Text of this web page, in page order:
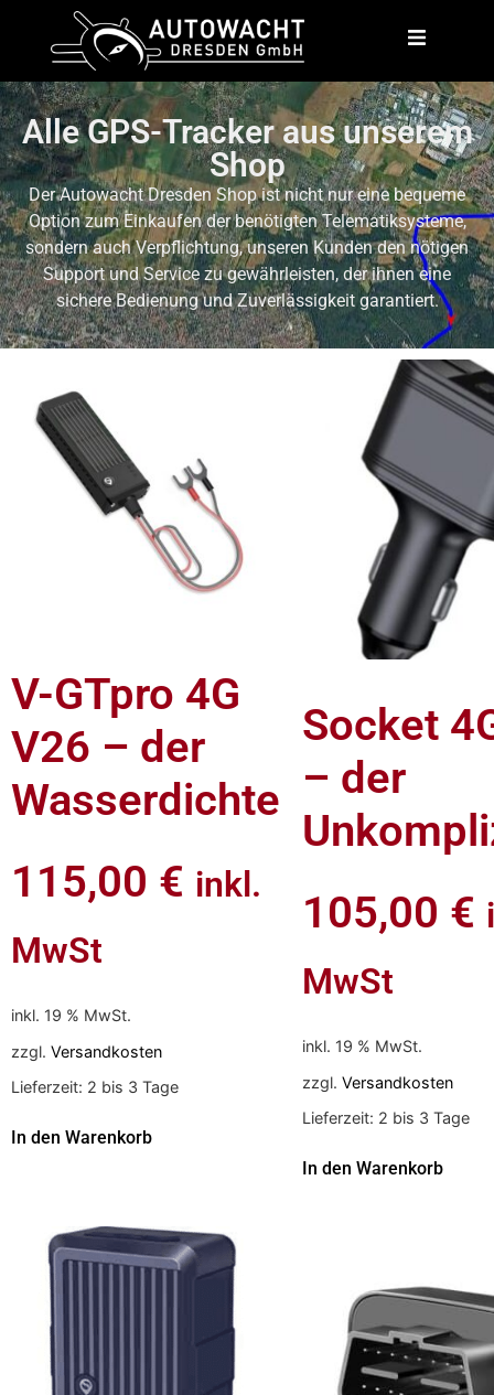
Alle GPS-Tracker aus unserem
Shop
Der Autowacht Dresden Shop ist nicht nur eine bequeme
Option zum Einkaufen der benötigten Telematiksysteme,
sondern auch Verpflichtung, unseren Kunden den nötigen
Support und Service zu gewährleisten, der ihnen eine
sichere Bedienung und Zuverlässigkeit garantiert.
V-GTpro 4G
V26 – der
Wasserdichte
115,00 € inkl.
MwSt
inkl. 19 % MwSt.
zzgl. Versandkosten
Lieferzeit: 2 bis 3 Tage
In den Warenkorb
Socket
– der
105,00 €
MwSt
inkl. 19 % MwSt.
zzgl. Versandkosten
Lieferzeit: 2 bis 3 Tage
In den Warenkorb